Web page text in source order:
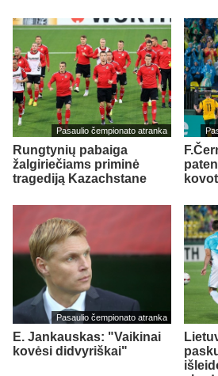
Pasaulio čempionato atranka
Rungtynių pabaiga
žalgiriečiams priminė
tragediją Kazachstane
Pasaulio čempionato atranka
E. Jankauskas: "Vaikinai
kovėsi didvyriškai"